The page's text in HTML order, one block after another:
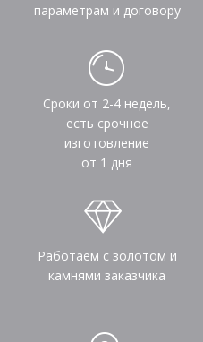
параметрам и договору
Сроки от 2-4 недель,
есть срочное
изготовление
от 1 дня
Работаем с золотом и
камнями заказчика